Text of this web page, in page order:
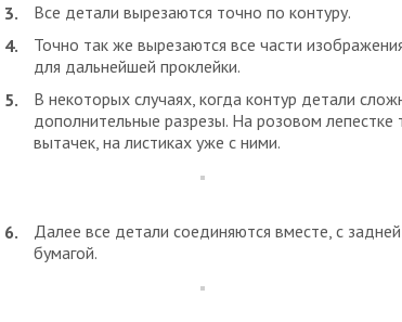
Все детали вырезаются точно по контуру.
Точно так же вырезаются все части
для дальнейшей проклейки.
В некоторых случаях, когда контур детали
дополнительные разрезы. На розовом лепестке
вытачек, на листиках уже с ними.
Далее все детали соединяются вместе, с
бумагой.